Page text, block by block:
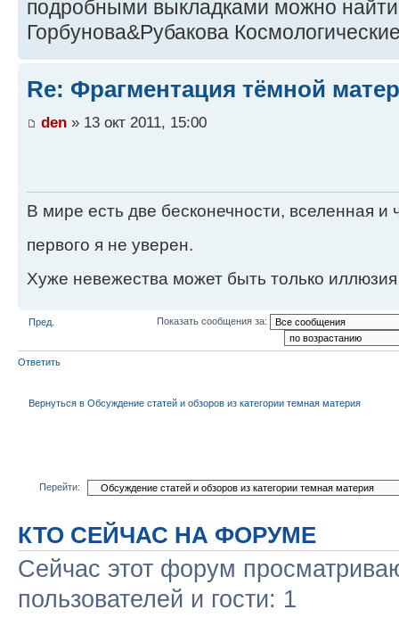
подробными выкладками можно найти
Горбунова&Рубакова
Re: Фрагментация тёмной
den » 13 окт 2011, 15:00
В мире есть две бесконечности, вселенная и
первого я не уверен.
Хуже невежества может быть только
Пред. Показать сообщения за:
Ответить
Вернуться в Обсуждение статей и обзоров из категории темная материя
Перейти:
КТО СЕЙЧАС НА ФОРУМЕ
Сейчас этот форум
пользователей и гости: 1